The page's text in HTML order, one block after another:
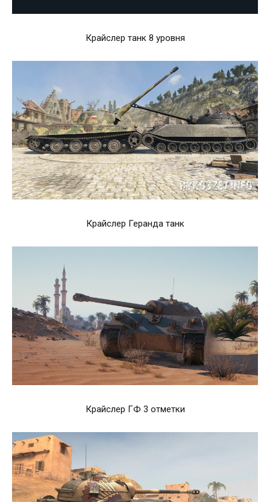
Крайслер танк 8 уровня
Крайслер Геранда танк
Крайслер ГФ 3 отметки